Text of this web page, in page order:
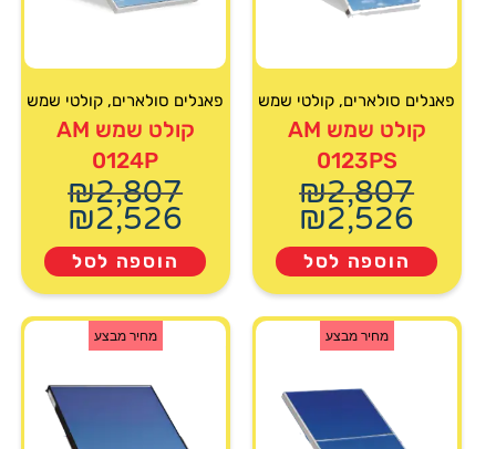
פאנלים סולארים, קולטי שמש
קולט שמש AM
0123PS
₪2,807
₪2,526
הוספה לסל
פאנלים סולארים, קולטי שמש
קולט שמש AM
0124P
₪2,807
₪2,526
הוספה לסל
מחיר מבצע מחיר מבצע